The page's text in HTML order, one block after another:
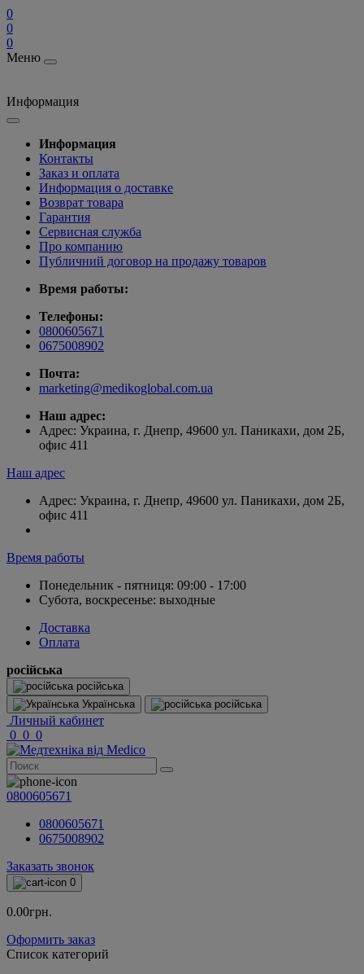
0
0
0
Меню
Информация
Информация
Контакты
Заказ и оплата
Информация о доставке
Возврат товара
Гарантия
Сервисная служба
Про компанию
Публичний договор на продажу товаров
Время работы:
Телефоны:
0800605671
0675008902
Почта:
marketing@medikoglobal.com.ua
Наш адрес:
Адрес: Украина, г. Днепр, 49600 ул. Паникахи, дом 2Б,
офис 411
Наш адрес
Адрес: Украина, г. Днепр, 49600 ул. Паникахи, дом 2Б,
офис 411
Время работы
Понедельник - пятниця: 09:00 - 17:00
Субота, воскресенье: выходные
Доставка
Оплата
російська
російська
Українська
російська
Личный кабинет
0 0 0
0800605671
0800605671
0675008902
Заказать звонок
0
0.00грн.
Оформить заказ
Список категорий